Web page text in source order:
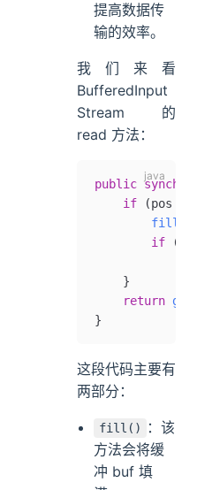
提高数据传
输的效率。
我们来看
BufferedInput
Stream 的
read 方法：
public
    if
(pos
        fill
        if
    }
    return
}
这段代码主要有
两部分：
fill()
：该
方法会将缓
冲 buf 填